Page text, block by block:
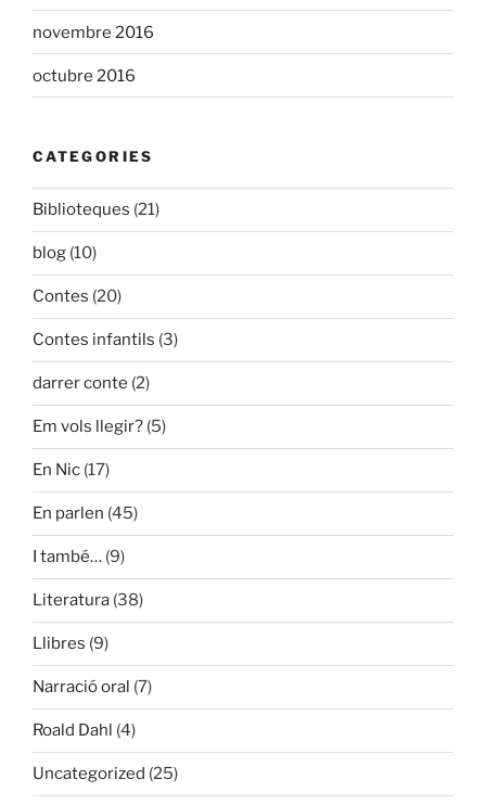
novembre 2016
octubre 2016
CATEGORIES
Biblioteques (21)
blog (10)
Contes (20)
Contes infantils (3)
darrer conte (2)
Em vols llegir? (5)
En Nic (17)
En parlen (45)
I també… (9)
Literatura (38)
Llibres (9)
Narració oral (7)
Roald Dahl (4)
Uncategorized (25)